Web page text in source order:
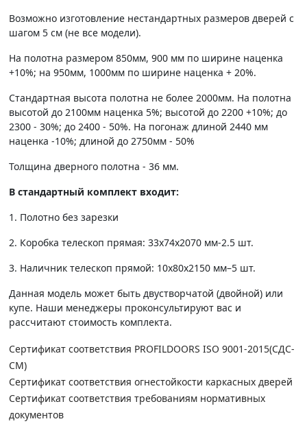
Возможно изготовление нестандартных размеров дверей с
шагом 5 см (не все модели).
На полотна размером 850мм, 900 мм по ширине наценка
+10%; на 950мм, 1000мм по ширине наценка + 20%.
Стандартная высота полотна не более 2000мм. На полотна
высотой до 2100мм наценка 5%; высотой до 2200 +10%; до
2300 - 30%; до 2400 - 50%. На погонаж длиной 2440 мм
наценка -10%; длиной до 2750мм - 50%
Толщина дверного полотна - 36 мм.
В стандартный комплект входит:
1. Полотно без зарезки
2. Коробка телескоп прямая: 33х74х2070 мм-2.5 шт.
3. Наличник телескоп прямой: 10х80х2150 мм–5 шт.
Данная модель может быть двустворчатой (двойной) или
купе. Наши менеджеры проконсультируют вас и
рассчитают стоимость комплекта.
Сертификат соответствия PROFILDOORS ISO 9001-2015(СДС-
СМ)
Сертификат соответствия огнестойкости каркасных дверей
Сертификат соответствия требованиям нормативных
документов